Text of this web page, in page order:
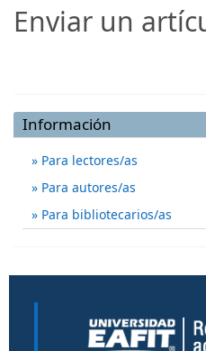
Enviar un
Información
Para lectores/as
Para autores/as
Para bibliotecarios/as